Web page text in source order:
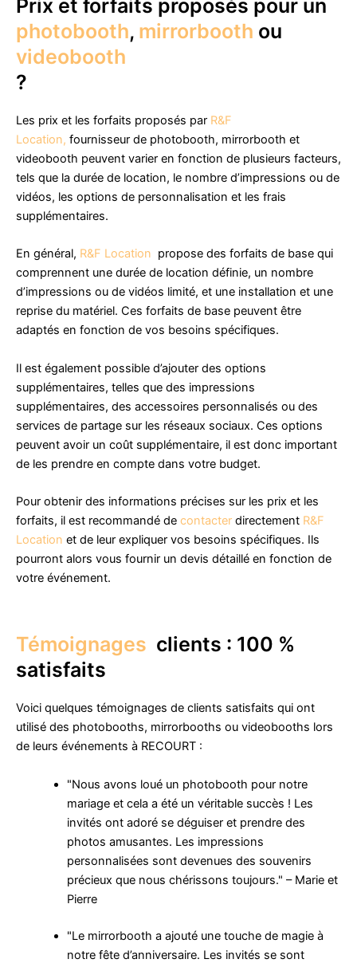
Prix et forfaits proposés pour un
photobooth, mirrorbooth ou
videobooth
?
Les prix et les forfaits proposés par R&F
Location, fournisseur de photobooth, mirrorbooth et
videobooth peuvent varier en fonction de plusieurs facteurs,
tels que la durée de location, le nombre d’impressions ou de
vidéos, les options de personnalisation et les frais
supplémentaires.
En général, R&F Location propose des forfaits de base qui
comprennent une durée de location définie, un nombre
d’impressions ou de vidéos limité, et une installation et une
reprise du matériel. Ces forfaits de base peuvent être
adaptés en fonction de vos besoins spécifiques.
Il est également possible d’ajouter des options
supplémentaires, telles que des impressions
supplémentaires, des accessoires personnalisés ou des
services de partage sur les réseaux sociaux. Ces options
peuvent avoir un coût supplémentaire, il est donc important
de les prendre en compte dans votre budget.
Pour obtenir des informations précises sur les prix et les
forfaits, il est recommandé de contacter directement R&F
Location et de leur expliquer vos besoins spécifiques. Ils
pourront alors vous fournir un devis détaillé en fonction de
votre événement.
Témoignages clients : 100 %
satisfaits
Voici quelques témoignages de clients satisfaits qui ont
utilisé des photobooths, mirrorbooths ou videobooths lors
de leurs événements à RECOURT :
"Nous avons loué un photobooth pour notre
mariage et cela a été un véritable succès ! Les
invités ont adoré se déguiser et prendre des
photos amusantes. Les impressions
personnalisées sont devenues des souvenirs
précieux que nous chérissons toujours." – Marie et
Pierre
"Le mirrorbooth a ajouté une touche de magie à
notre fête d’anniversaire. Les invités se sont